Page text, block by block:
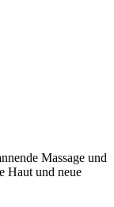
Massage und
Haut und neue